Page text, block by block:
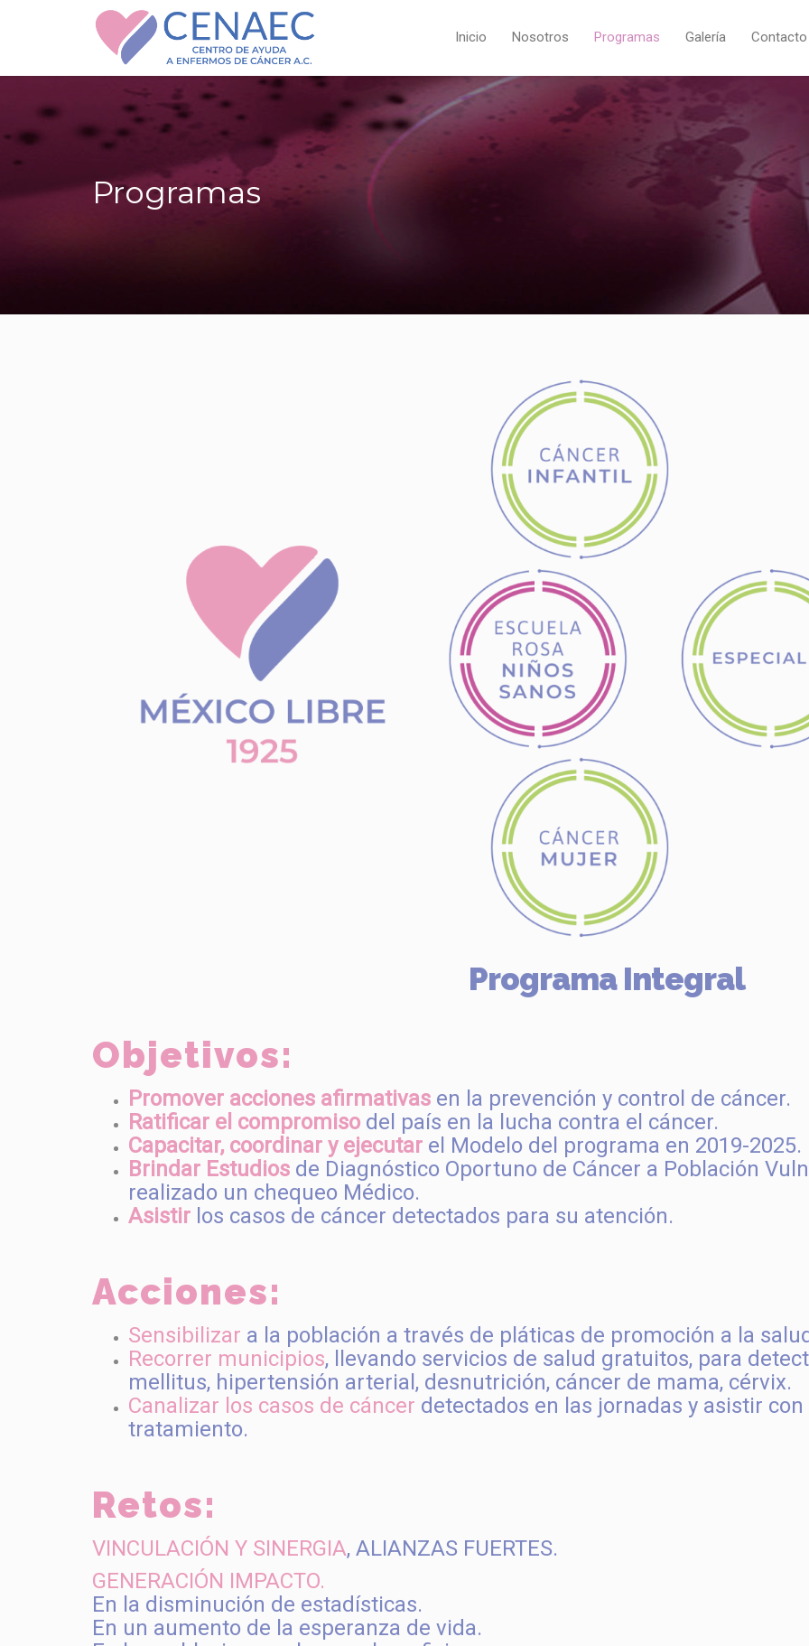
Inicio Nosotros Programas Galería Contacto
Programas
Programa Integral
Objetivos:
Promover acciones afirmativas en la prevención y control de cáncer.
Ratificar el compromiso del país en la lucha contra el cáncer.
Capacitar, coordinar y ejecutar el Modelo del programa en 2019-2025.
Brindar Estudios de Diagnóstico Oportuno de Cáncer a Población
realizado un chequeo Médico.
Asistir los casos de cáncer detectados para su atención.
Acciones:
Sensibilizar a la población a través de pláticas de promoción a la
Recorrer municipios, llevando servicios de salud gratuitos, para
mellitus, hipertensión arterial, desnutrición, cáncer de mama, cérvix.
Canalizar los casos de cáncer detectados en las jornadas y asistir
tratamiento.
Retos:
VINCULACIÓN Y SINERGIA, ALIANZAS FUERTES.
GENERACIÓN IMPACTO.
En la disminución de estadísticas.
En un aumento de la esperanza de vida.